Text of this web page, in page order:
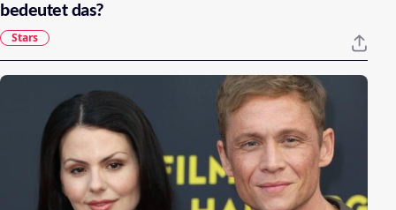
bedeutet das?
Stars